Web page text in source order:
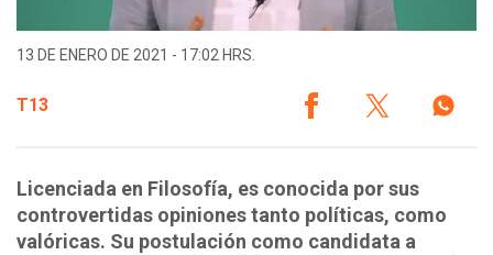
13 DE ENERO DE 2021 - 17:02 HRS.
T13
Licenciada en Filosofía, es conocida por sus
controvertidas opiniones tanto políticas, como
valóricas. Su postulación como candidata a